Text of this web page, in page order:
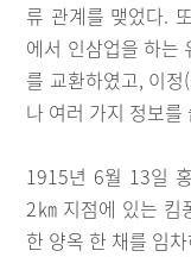
류 관계를 맺었다.
에서 인삼업을 하는
를 교환하였고, 이
나 여러 가지 정보를
1915년 6월 13일
2㎞ 지점에 있는 킴
한 양옥 한 채를 임